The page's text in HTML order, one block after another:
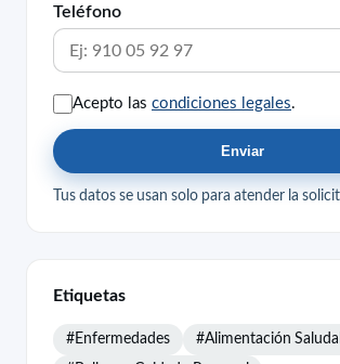
Teléfono
Acepto las condiciones legales.
Enviar
Tus datos se usan solo para atender la
Etiquetas
#Enfermedades #Alimentación